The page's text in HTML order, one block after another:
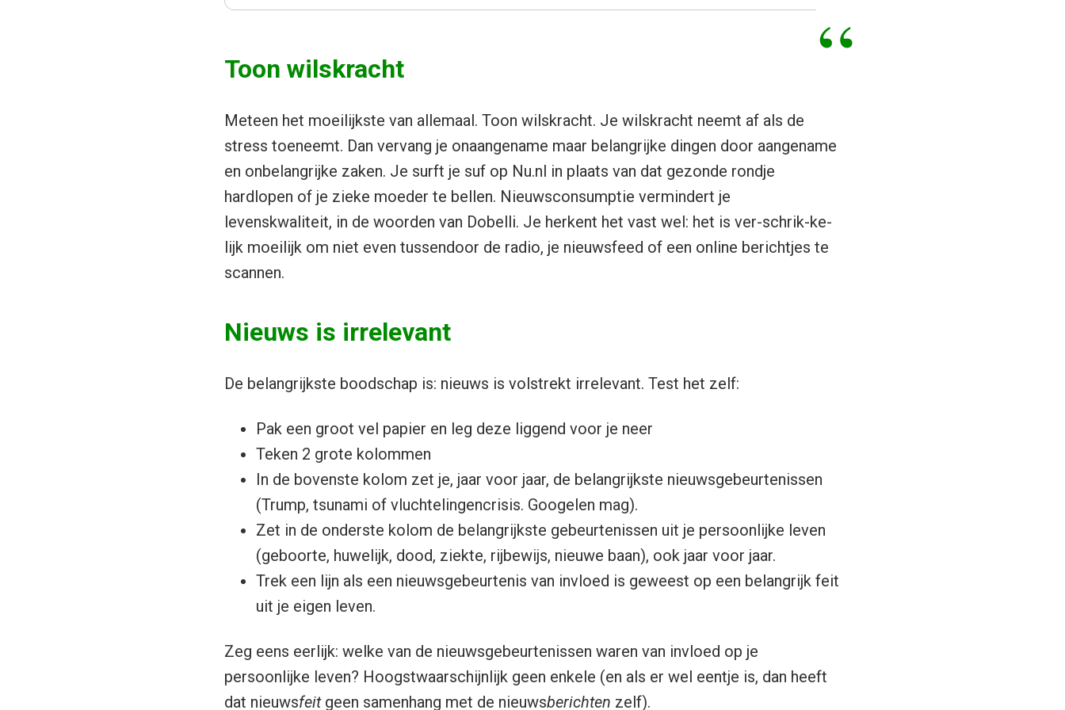
Toon wilskracht
Meteen het moeilijkste van allemaal. Toon wilskracht. Je wilskracht neemt af als de
stress toeneemt. Dan vervang je onaangename maar belangrijke dingen door aangename
en onbelangrijke zaken. Je surft je suf op Nu.nl in plaats van dat gezonde rondje
hardlopen of je zieke moeder te bellen. Nieuwsconsumptie vermindert je
levenskwaliteit, in de woorden van Dobelli. Je herkent het vast wel: het is ver-schrik-ke-
lijk moeilijk om niet even tussendoor de radio, je nieuwsfeed of een online berichtjes te
scannen.
Nieuws is irrelevant
De belangrijkste boodschap is: nieuws is volstrekt irrelevant. Test het zelf:
Pak een groot vel papier en leg deze liggend voor je neer
Teken 2 grote kolommen
In de bovenste kolom zet je, jaar voor jaar, de belangrijkste nieuwsgebeurtenissen
(Trump, tsunami of vluchtelingencrisis. Googelen mag).
Zet in de onderste kolom de belangrijkste gebeurtenissen uit je persoonlijke leven
(geboorte, huwelijk, dood, ziekte, rijbewijs, nieuwe baan), ook jaar voor jaar.
Trek een lijn als een nieuwsgebeurtenis van invloed is geweest op een belangrijk feit
uit je eigen leven.
Zeg eens eerlijk: welke van de nieuwsgebeurtenissen waren van invloed op je
persoonlijke leven? Hoogstwaarschijnlijk geen enkele (en als er wel eentje is, dan heeft
dat nieuwsfeitgeen samenhang met de nieuwsberichten zelf).